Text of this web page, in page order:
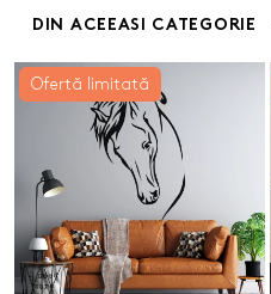
DIN ACEEASI CATEGORIE
Ofertă limitată